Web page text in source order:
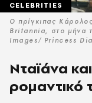
Ο πρίγκιπας
Britannia, στο μήνα
Images/ Princess
CELEBRITIES
Νταϊάνα
ρομαντικό